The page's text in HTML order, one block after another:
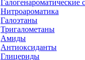
Галогенароматические
Нитроароматика
Галоэтаны
Тригалометаны
Амиды
Антиоксиданты
Глицериды